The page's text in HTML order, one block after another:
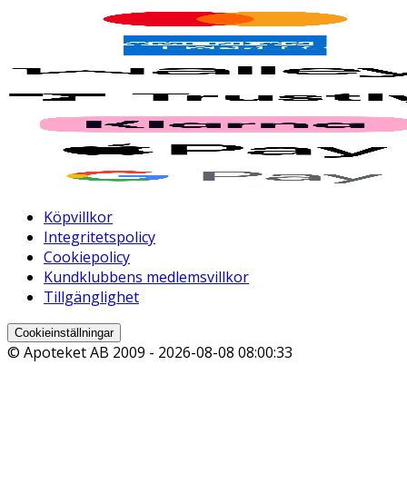
Köpvillkor
Integritetspolicy
Cookiepolicy
Kundklubbens medlemsvillkor
Tillgänglighet
Cookieinställningar
© Apoteket AB 2009 - 2026-08-08 08:00:33